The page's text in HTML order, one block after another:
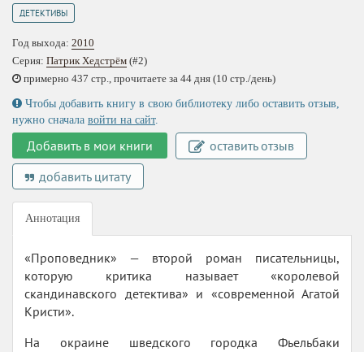
ДЕТЕКТИВЫ
Год выхода: 2010
Серия: Патрик Хедстрём (#2)
примерно 437 стр., прочитаете за 44 дня (10 стр./день)
Чтобы добавить книгу в свою библиотеку либо оставить отзыв,
нужно сначала войти на сайт.
Добавить в мои книги
оставить отзыв
добавить цитату
Аннотация
«Проповедник» — второй роман писательницы,
которую критика называет «королевой
скандинавского детектива» и «современной Агатой
Кристи».
На окраине шведского городка Фьельбаки